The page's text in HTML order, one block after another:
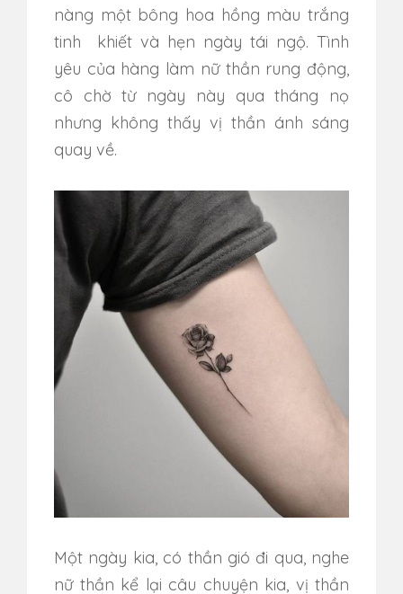
nàng một bông hoa hồng màu trắng
tinh khiết và hẹn ngày tái ngộ. Tình
yêu của hàng làm nữ thần rung động,
cô chờ từ ngày này qua tháng nọ
nhưng không thấy vị thần ánh sáng
quay về.
Một ngày kia, có thần gió đi qua, nghe
nữ thần kể lại câu chuyện kia, vị thần